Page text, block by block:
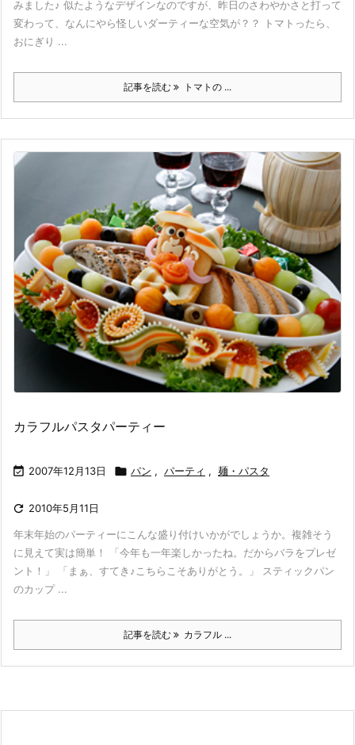
みました♪ 似たようなデザインなのですが、昨日のさわやかさと打って
変わって、なんにやら怪しいダーティーな空気が？？ トマトったら、
おにぎり ...
記事を読む トマトの ...
カラフルパスタパーティー
 2007年12月13日  パン , パーティ , 麺・パスタ
 2010年5月11日
年末年始のパーティーにこんな盛り付けいかがでしょうか。複雑そう
に見えて実は簡単！ 「今年も一年楽しかったね。だからバラをプレゼ
ント！」 「まぁ、すてき♪こちらこそありがとう。」 スティックパン
のカップ ...
記事を読む カラフル ...